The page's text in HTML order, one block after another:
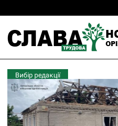
Вибір редакції